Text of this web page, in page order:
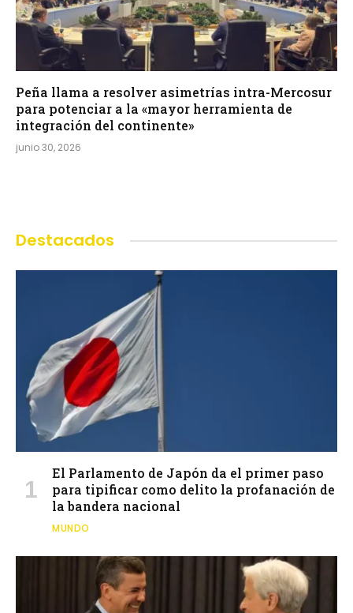
Peña llama a resolver asimetrías intra-Mercosur
para potenciar a la «mayor herramienta de
integración del continente»
junio 30, 2026
Destacados
El Parlamento de Japón da el primer paso
para tipificar como delito la profanación de
la bandera nacional
MUNDO